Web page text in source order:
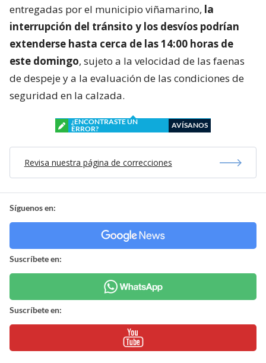
entregadas por el municipio viñamarino, la
interrupción del tránsito y los desvíos podrían
extenderse hasta cerca de las 14:00 horas de
este domingo, sujeto a la velocidad de las faenas
de despeje y a la evaluación de las condiciones de
seguridad en la calzada.
¿ENCONTRASTE UN
ERROR?
AVÍSANOS
Revisa nuestra página de correcciones
Síguenos en:
Suscríbete en:
Suscríbete en: